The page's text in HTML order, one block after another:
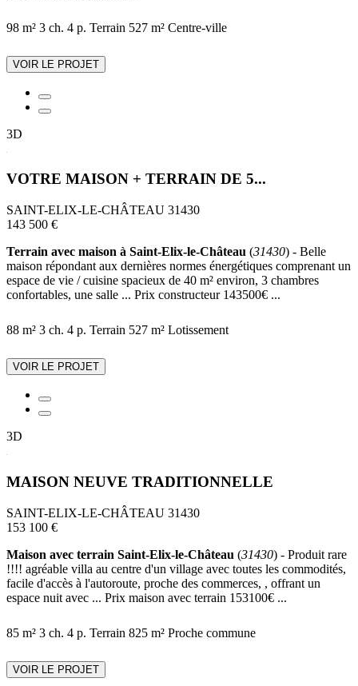
98 m² 3 ch. 4 p. Terrain 527 m² Centre-ville
VOIR LE PROJET
3D
VOTRE MAISON + TERRAIN DE 5...
SAINT-ELIX-LE-CHÂTEAU 31430
143 500 €
Terrain avec maison à Saint-Elix-le-Château (31430) - Belle
maison répondant aux dernières normes énergétiques comprenant un
espace de vie / cuisine spacieux de 40 m² environ, 3 chambres
confortables, une salle ... Prix constructeur 143500€ ...
88 m² 3 ch. 4 p. Terrain 527 m² Lotissement
VOIR LE PROJET
3D
MAISON NEUVE TRADITIONNELLE
SAINT-ELIX-LE-CHÂTEAU 31430
153 100 €
Maison avec terrain Saint-Elix-le-Château (31430) - Produit rare
!!!! agréable villa au centre d'un village avec toutes les commodités,
facile d'accès à l'autoroute, proche des commerces, , offrant un
espace nuit avec ... Prix maison avec terrain 153100€ ...
85 m² 3 ch. 4 p. Terrain 825 m² Proche commune
VOIR LE PROJET